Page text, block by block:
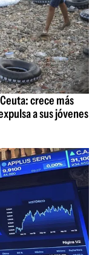
crece más
a sus jóvenes